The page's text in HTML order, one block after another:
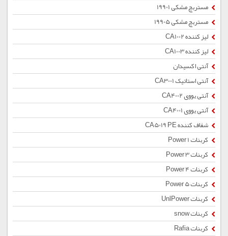
مستربچ مشکی 19901
مستربچ مشکی 19905
لیز کننده CA1002
لیز کننده CA1003
آنتی اکسیدان
آنتی استاتیک CA3001
آنتی یووی CA4002
آنتی یووی CA4001
شفاف کننده CA5019 PE
کربنات Power 1
کربنات Power 3
کربنات Power 4
کربنات Power 5
کربنات UnlPower
کربنات snow
کربنات Rafia